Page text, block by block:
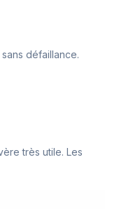
défaillance.
très utile. Les